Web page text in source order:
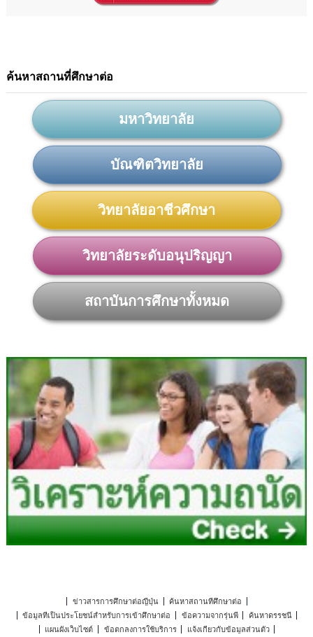
ค้นหาสถานที่ศึกษาต่อ
มหาวิทยาลัย
บัณฑิตวิทยาลัย
วิทยาลัยอาชีวศึกษา
วิทยาลัยระดับอนุปริญญา
สถาบันการศึกษาทั้งหมด
ข่าวสารการศึกษาต่อญี่ปุ่น
ค้นหาสถานที่ศึกษาต่อ
ข้อมูลที่เป็นประโยชน์สำหรับการเข้าศึกษาต่อ
ข้อความจากรุ่นพี่
ค้นหาดรรชนี
แผนผังเว็บไซต์
ข้อตกลงการใช้บริการ
แจ้งเกี่ยวกับข้อมูลส่วนตัว